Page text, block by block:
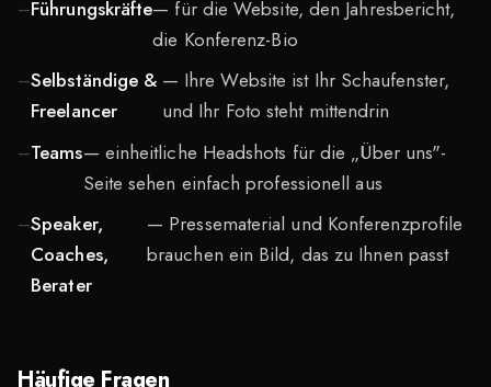
Führungskräfte— für die Website, den Jahresbericht,
die Konferenz-Bio
Selbständige &
Freelancer
— Ihre Website ist Ihr Schaufenster,
und Ihr Foto steht mittendrin
Teams— einheitliche Headshots für die „Über uns"-
Seite sehen einfach professionell aus
Speaker,
Coaches,
Berater
— Pressematerial und Konferenzprofile
brauchen ein Bild, das zu Ihnen passt
Häufige Fragen